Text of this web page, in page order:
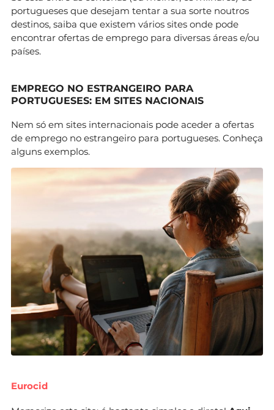
portugueses que desejam tentar a sua sorte noutros
destinos, saiba que existem vários sites onde pode
encontrar ofertas de emprego para diversas áreas e/ou
países.
EMPREGO NO ESTRANGEIRO PARA
PORTUGUESES: EM SITES NACIONAIS
Nem só em sites internacionais pode aceder a ofertas
de emprego no estrangeiro para portugueses. Conheça
alguns exemplos.
Eurocid